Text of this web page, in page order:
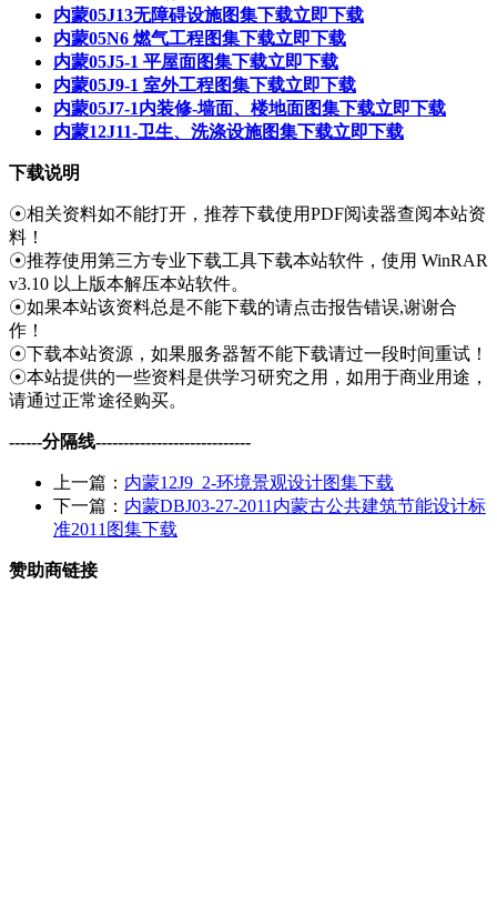
内蒙05J13无障碍设施图集下载立即下载
内蒙05N6 燃气工程图集下载立即下载
内蒙05J5-1 平屋面图集下载立即下载
内蒙05J9-1 室外工程图集下载立即下载
内蒙05J7-1内装修-墙面、楼地面图集下载立即下载
内蒙12J11-卫生、洗涤设施图集下载立即下载
下载说明
☉相关资料如不能打开，推荐下载使用PDF阅读器查阅本站资
料！
☉推荐使用第三方专业下载工具下载本站软件，使用 WinRAR
v3.10 以上版本解压本站软件。
☉如果本站该资料总是不能下载的请点击报告错误,谢谢合
作！
☉下载本站资源，如果服务器暂不能下载请过一段时间重试！
☉本站提供的一些资料是供学习研究之用，如用于商业用途，
请通过正常途径购买。
------分隔线----------------------------
上一篇： 内蒙12J9_2-环境景观设计图集下载
下一篇： 内蒙DBJ03-27-2011内蒙古公共建筑节能设计标
准2011图集下载
赞助商链接